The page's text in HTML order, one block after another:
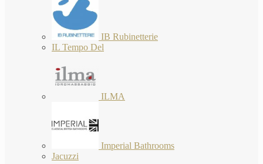
IB Rubinetterie
IL Tempo Del
ILMA
Imperial Bathrooms
Jacuzzi